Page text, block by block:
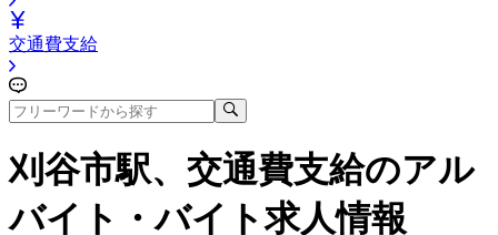
交通費支給
刈谷市駅、交通費支給のアル
バイト・バイト求人情報